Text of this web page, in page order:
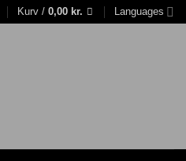
Kurv / 0,00 kr. Languages